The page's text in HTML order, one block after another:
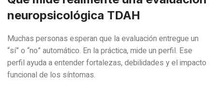
neuropsicológica TDAH
Muchas personas esperan que la evaluación entregue un
“sí” o “no” automático. En la práctica, mide un perfil. Ese
perfil ayuda a entender fortalezas, debilidades y el impacto
funcional de los síntomas.